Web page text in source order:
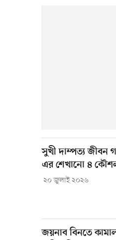
সুখী দাম্পত্য জীবন
এর শেখানো ৪
২০ জুলাই ২০২৬
জয়নাব বিনতে